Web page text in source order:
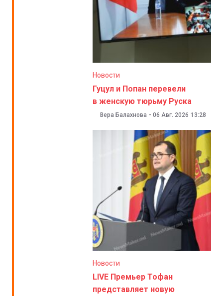
Новости
Гуцул и Попан перевели
в женскую тюрьму Руска
Вера Балахнова - 06 Авг. 2026 13:28
Новости
LIVE Премьер Тофан
представляет новую